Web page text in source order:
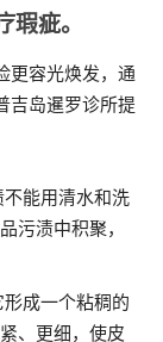
疵。
更容光焕发，通
吉岛暹罗诊所提
能用清水和洗
污渍中积聚，
成一个粘稠的
、更细，使皮